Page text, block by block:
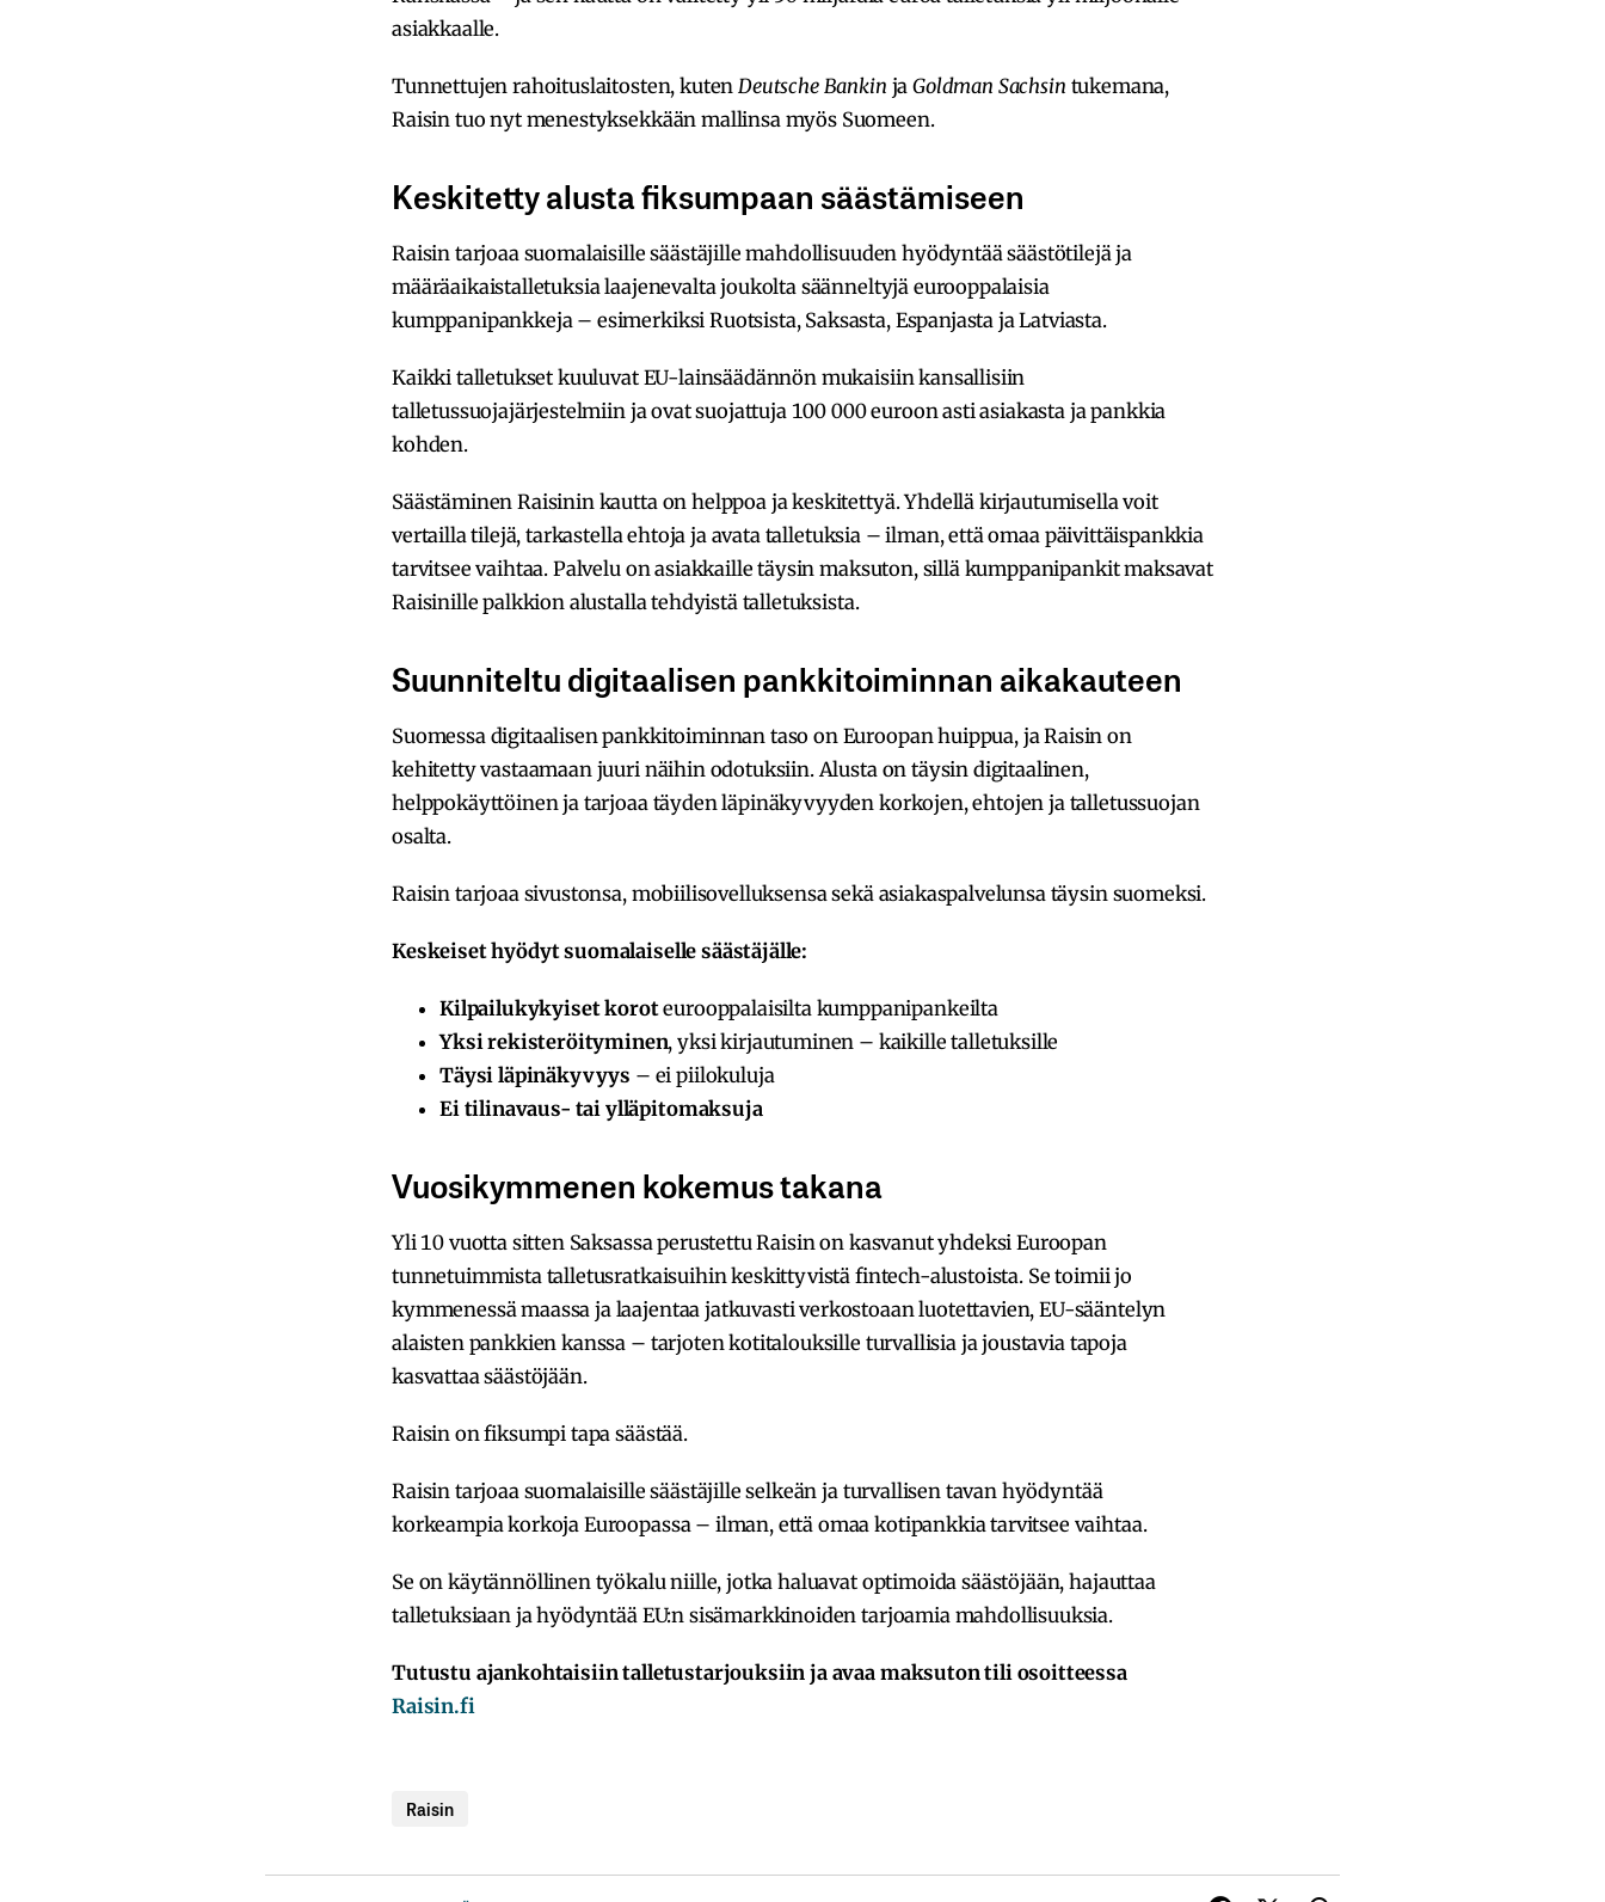
asiakkaalle.
Tunnettujen rahoituslaitosten, kutenDeutsche Bankin jaGoldman Sachsin tukemana,
Raisin tuo nyt menestyksekkään mallinsa myös Suomeen.
Keskitetty alusta fiksumpaan säästämiseen
Raisin tarjoaa suomalaisille säästäjille mahdollisuuden hyödyntää säästötilejä ja
määräaikaistalletuksia laajenevalta joukolta säänneltyjä eurooppalaisia
kumppanipankkeja – esimerkiksi Ruotsista, Saksasta, Espanjasta ja Latviasta.
Kaikki talletukset kuuluvat EU-lainsäädännön mukaisiin kansallisiin
talletussuojajärjestelmiin ja ovat suojattuja 100 000 euroon asti asiakasta ja pankkia
kohden.
Säästäminen Raisinin kautta on helppoa ja keskitettyä. Yhdellä kirjautumisella voit
vertailla tilejä, tarkastella ehtoja ja avata talletuksia – ilman, että omaa päivittäispankkia
tarvitsee vaihtaa. Palvelu on asiakkaille täysin maksuton, sillä kumppanipankit maksavat
Raisinille palkkion alustalla tehdyistä talletuksista.
Suunniteltu digitaalisen pankkitoiminnan aikakauteen
Suomessa digitaalisen pankkitoiminnan taso on Euroopan huippua, ja Raisin on
kehitetty vastaamaan juuri näihin odotuksiin. Alusta on täysin digitaalinen,
helppokäyttöinen ja tarjoaa täyden läpinäkyvyyden korkojen, ehtojen ja talletussuojan
osalta.
Raisin tarjoaa sivustonsa, mobiilisovelluksensa sekä asiakaspalvelunsa täysin suomeksi.
Keskeiset hyödyt suomalaiselle säästäjälle:
Kilpailukykyiset koroteurooppalaisilta kumppanipankeilta
Yksi rekisteröityminen, yksi kirjautuminen – kaikille talletuksille
Täysi läpinäkyvyys – ei piilokuluja
Ei tilinavaus- tai ylläpitomaksuja
Vuosikymmenen kokemus takana
Yli 10 vuotta sitten Saksassa perustettu Raisin on kasvanut yhdeksi Euroopan
tunnetuimmista talletusratkaisuihin keskittyvistä fintech-alustoista. Se toimii jo
kymmenessä maassa ja laajentaa jatkuvasti verkostoaan luotettavien, EU-sääntelyn
alaisten pankkien kanssa – tarjoten kotitalouksille turvallisia ja joustavia tapoja
kasvattaa säästöjään.
Raisin on fiksumpi tapa säästää.
Raisin tarjoaa suomalaisille säästäjille selkeän ja turvallisen tavan hyödyntää
korkeampia korkoja Euroopassa – ilman, että omaa kotipankkia tarvitsee vaihtaa.
Se on käytännöllinen työkalu niille, jotka haluavat optimoida säästöjään, hajauttaa
talletuksiaan ja hyödyntää EU:n sisämarkkinoiden tarjoamia mahdollisuuksia.
Tutustu ajankohtaisiin talletustarjouksiin ja avaa maksuton tili osoitteessa
Raisin.fi
Raisin